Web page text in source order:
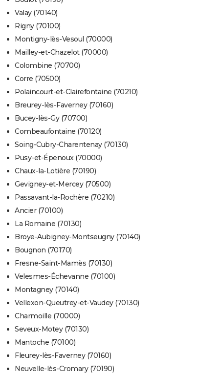
Valay (70140)
Rigny (70100)
Montigny-lès-Vesoul (70000)
Mailley-et-Chazelot (70000)
Colombine (70700)
Corre (70500)
Polaincourt-et-Clairefontaine (70210)
Breurey-lès-Faverney (70160)
Bucey-lès-Gy (70700)
Combeaufontaine (70120)
Soing-Cubry-Charentenay (70130)
Pusy-et-Épenoux (70000)
Chaux-la-Lotière (70190)
Gevigney-et-Mercey (70500)
Passavant-la-Rochère (70210)
Ancier (70100)
La Romaine (70130)
Broye-Aubigney-Montseugny (70140)
Bougnon (70170)
Fresne-Saint-Mamès (70130)
Velesmes-Échevanne (70100)
Montagney (70140)
Vellexon-Queutrey-et-Vaudey (70130)
Charmoille (70000)
Seveux-Motey (70130)
Mantoche (70100)
Fleurey-lès-Faverney (70160)
Neuvelle-lès-Cromary (70190)